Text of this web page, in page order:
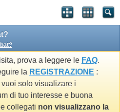
prova a leggere le FAQ.
la REGISTRAZIONE :
solo visualizare i
di tuo interesse e buona
collegati non visualizzano la